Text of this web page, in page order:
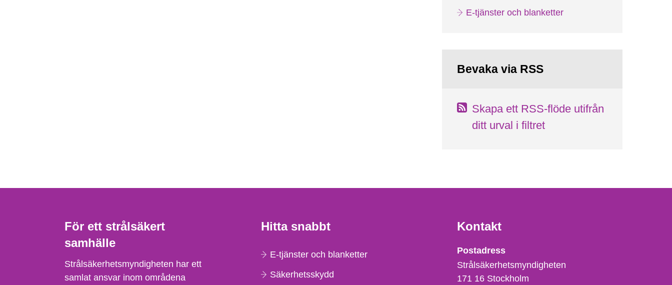
E-tjänster och blanketter
Bevaka via RSS
Skapa ett RSS-flöde utifrån
ditt urval i filtret
För ett strålsäkert
samhälle
Strålsäkerhetsmyndigheten har ett
samlat ansvar inom områdena
Hitta snabbt
E-tjänster och blanketter
Säkerhetsskydd
Kontakt
Strålsäkerhetsmyndigheten
Postadress
Strålsäkerhetsmyndigheten
171 16 Stockholm